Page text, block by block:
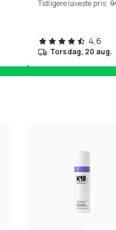
Tidligere laveste pris:
4,6
torsdag, 20 aug.